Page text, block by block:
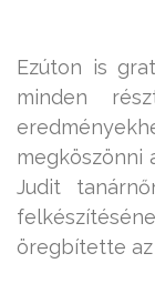
Ezúton is
minden
megköszönni
Judit
öregbítette